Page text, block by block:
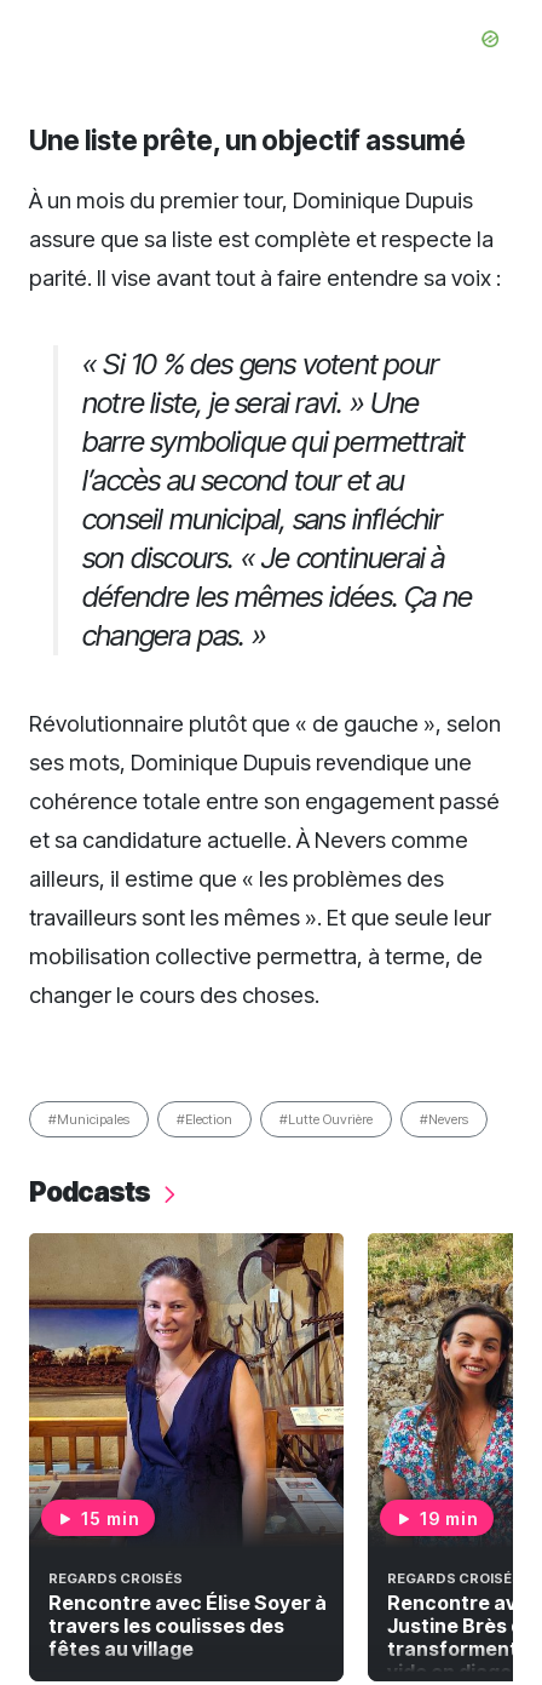
Une liste prête, un objectif assumé
À un mois du premier tour, Dominique Dupuis
assure que sa liste est complète et respecte la
parité. Il vise avant tout à faire entendre sa voix :
« Si 10 % des gens votent pour
notre liste, je serai ravi. » Une
barre symbolique qui permettrait
l’accès au second tour et au
conseil municipal, sans infléchir
son discours. « Je continuerai à
défendre les mêmes idées. Ça ne
changera pas. »
Révolutionnaire plutôt que « de gauche », selon
ses mots, Dominique Dupuis revendique une
cohérence totale entre son engagement passé
et sa candidature actuelle. À Nevers comme
ailleurs, il estime que « les problèmes des
travailleurs sont les mêmes ». Et que seule leur
mobilisation collective permettra, à terme, de
changer le cours des choses.
#Municipales #Election #Lutte Ouvrière #Nevers
Podcasts
15 min
REGARDS CROISÉS
Rencontre avec Élise Soyer à
travers les coulisses des
fêtes au village
19 min
REGARDS CROISÉS
Rencontre
Justine Brès qui
transforment la
vide en